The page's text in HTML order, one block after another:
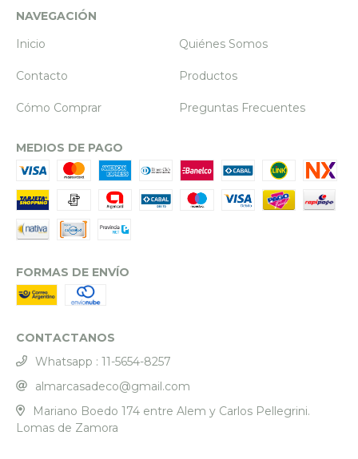
NAVEGACIÓN
Inicio
Quiénes Somos
Contacto Productos
Cómo Comprar Preguntas Frecuentes
MEDIOS DE PAGO
FORMAS DE ENVÍO
CONTACTANOS
Whatsapp : 11-5654-8257
almarcasadeco@gmail.com
Mariano Boedo 174 entre Alem y Carlos Pellegrini.
Lomas de Zamora